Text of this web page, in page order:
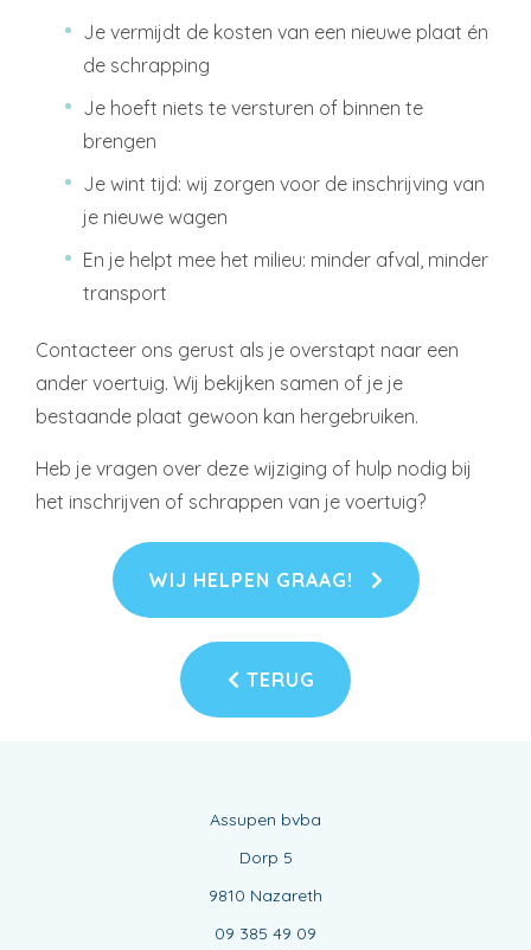
Je vermijdt de kosten van een nieuwe plaat én
de schrapping
Je hoeft niets te versturen of binnen te
brengen
Je wint tijd: wij zorgen voor de inschrijving van
je nieuwe wagen
En je helpt mee het milieu: minder afval, minder
transport
Contacteer ons gerust als je overstapt naar een
ander voertuig. Wij bekijken samen of je je
bestaande plaat gewoon kan hergebruiken.
Heb je vragen over deze wijziging of hulp nodig bij
het inschrijven of schrappen van je voertuig?
WIJ HELPEN GRAAG!
TERUG
Assupen bvba
Dorp 5
9810 Nazareth
09 385 49 09